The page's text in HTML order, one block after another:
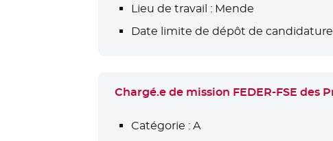
Lieu de travail :Mende
Date limite de dépôt de candidature
Chargé.e de mission FEDER-FSE des
Catégorie : A